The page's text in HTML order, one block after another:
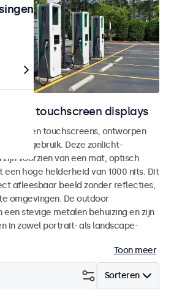
en touchscreen displays
en touchscreens, ontworpen
buitengebruik. Deze zonlicht-
voorzien van een mat, optisch
een hoge helderheid van 1000 nits. Dit
afleesbaar beeld zonder reflecties,
omgevingen. De outdoor
stevige metalen behuizing en zijn
in zowel portrait- als landscape-
Toon meer
Sorteren